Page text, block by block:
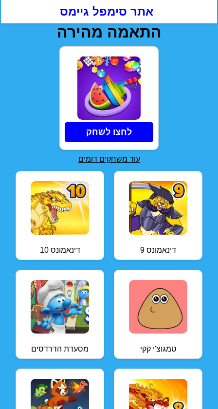
אתר סימפל גיימס
התאמה מהירה
לחצו לשחק
עוד משחקים דומים
דינאמונס 10 דינאמונס 9
מסעדת הדרדסים טמגוצ'י קקי